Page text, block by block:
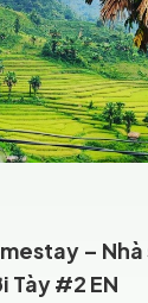
– Nhà
Tày #2 EN